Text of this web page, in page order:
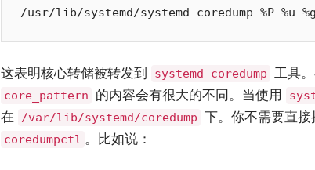
这表明核心转储被转发到 systemd-coredump 工具
core_pattern 的内容会有很大的不同。当使用
在 /var/lib/systemd/coredump 下。你不需要直
coredumpctl 。比如说：